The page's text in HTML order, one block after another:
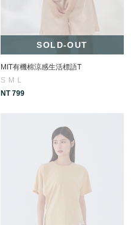
SOLD-OUT
MIT有機棉涼感生活標語T
S M
L
NT 799